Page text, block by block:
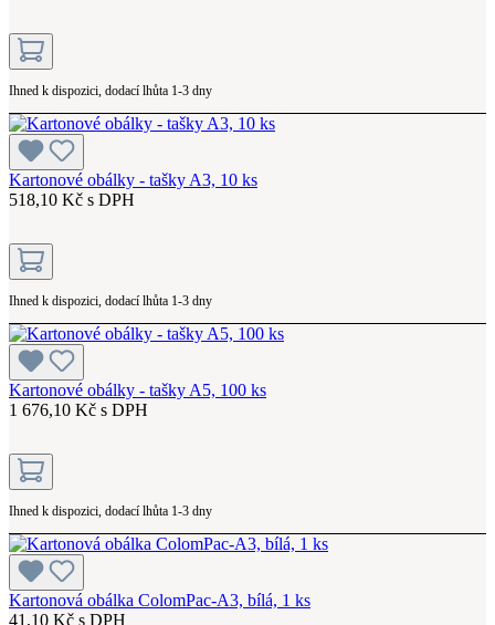
Ihned k dispozici, dodací lhůta 1-3 dny
Kartonové obálky - tašky A3, 10 ks
518,10 Kč s DPH
Ihned k dispozici, dodací lhůta 1-3 dny
Kartonové obálky - tašky A5, 100 ks
1 676,10 Kč s DPH
Ihned k dispozici, dodací lhůta 1-3 dny
Kartonová obálka ColomPac-A3, bílá, 1 ks
41,10 Kč s DPH